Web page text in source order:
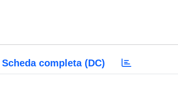
Scheda completa (DC)